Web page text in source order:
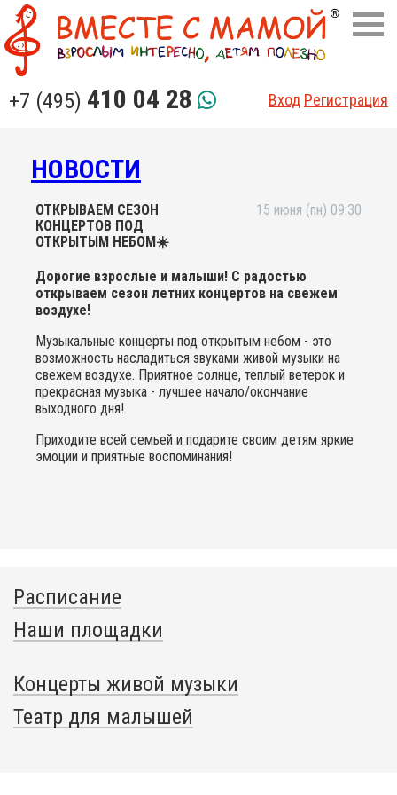
+7 (495) 410 04 28 Вход Регистрация
НОВОСТИ
ОТКРЫВАЕМ СЕЗОН
КОНЦЕРТОВ ПОД
ОТКРЫТЫМ НЕБОМ☀️
15 июня (пн) 09:30
Дорогие взрослые и малыши! С радостью
открываем сезон летних концертов на свежем
воздухе!
Музыкальные концерты под открытым небом - это
возможность насладиться звуками живой музыки на
свежем воздухе. Приятное солнце, теплый ветерок и
прекрасная музыка - лучшее начало/окончание
выходного дня!
Приходите всей семьей и подарите своим детям яркие
эмоции и приятные воспоминания!
Расписание
Наши площадки
Концерты живой музыки
Театр для малышей